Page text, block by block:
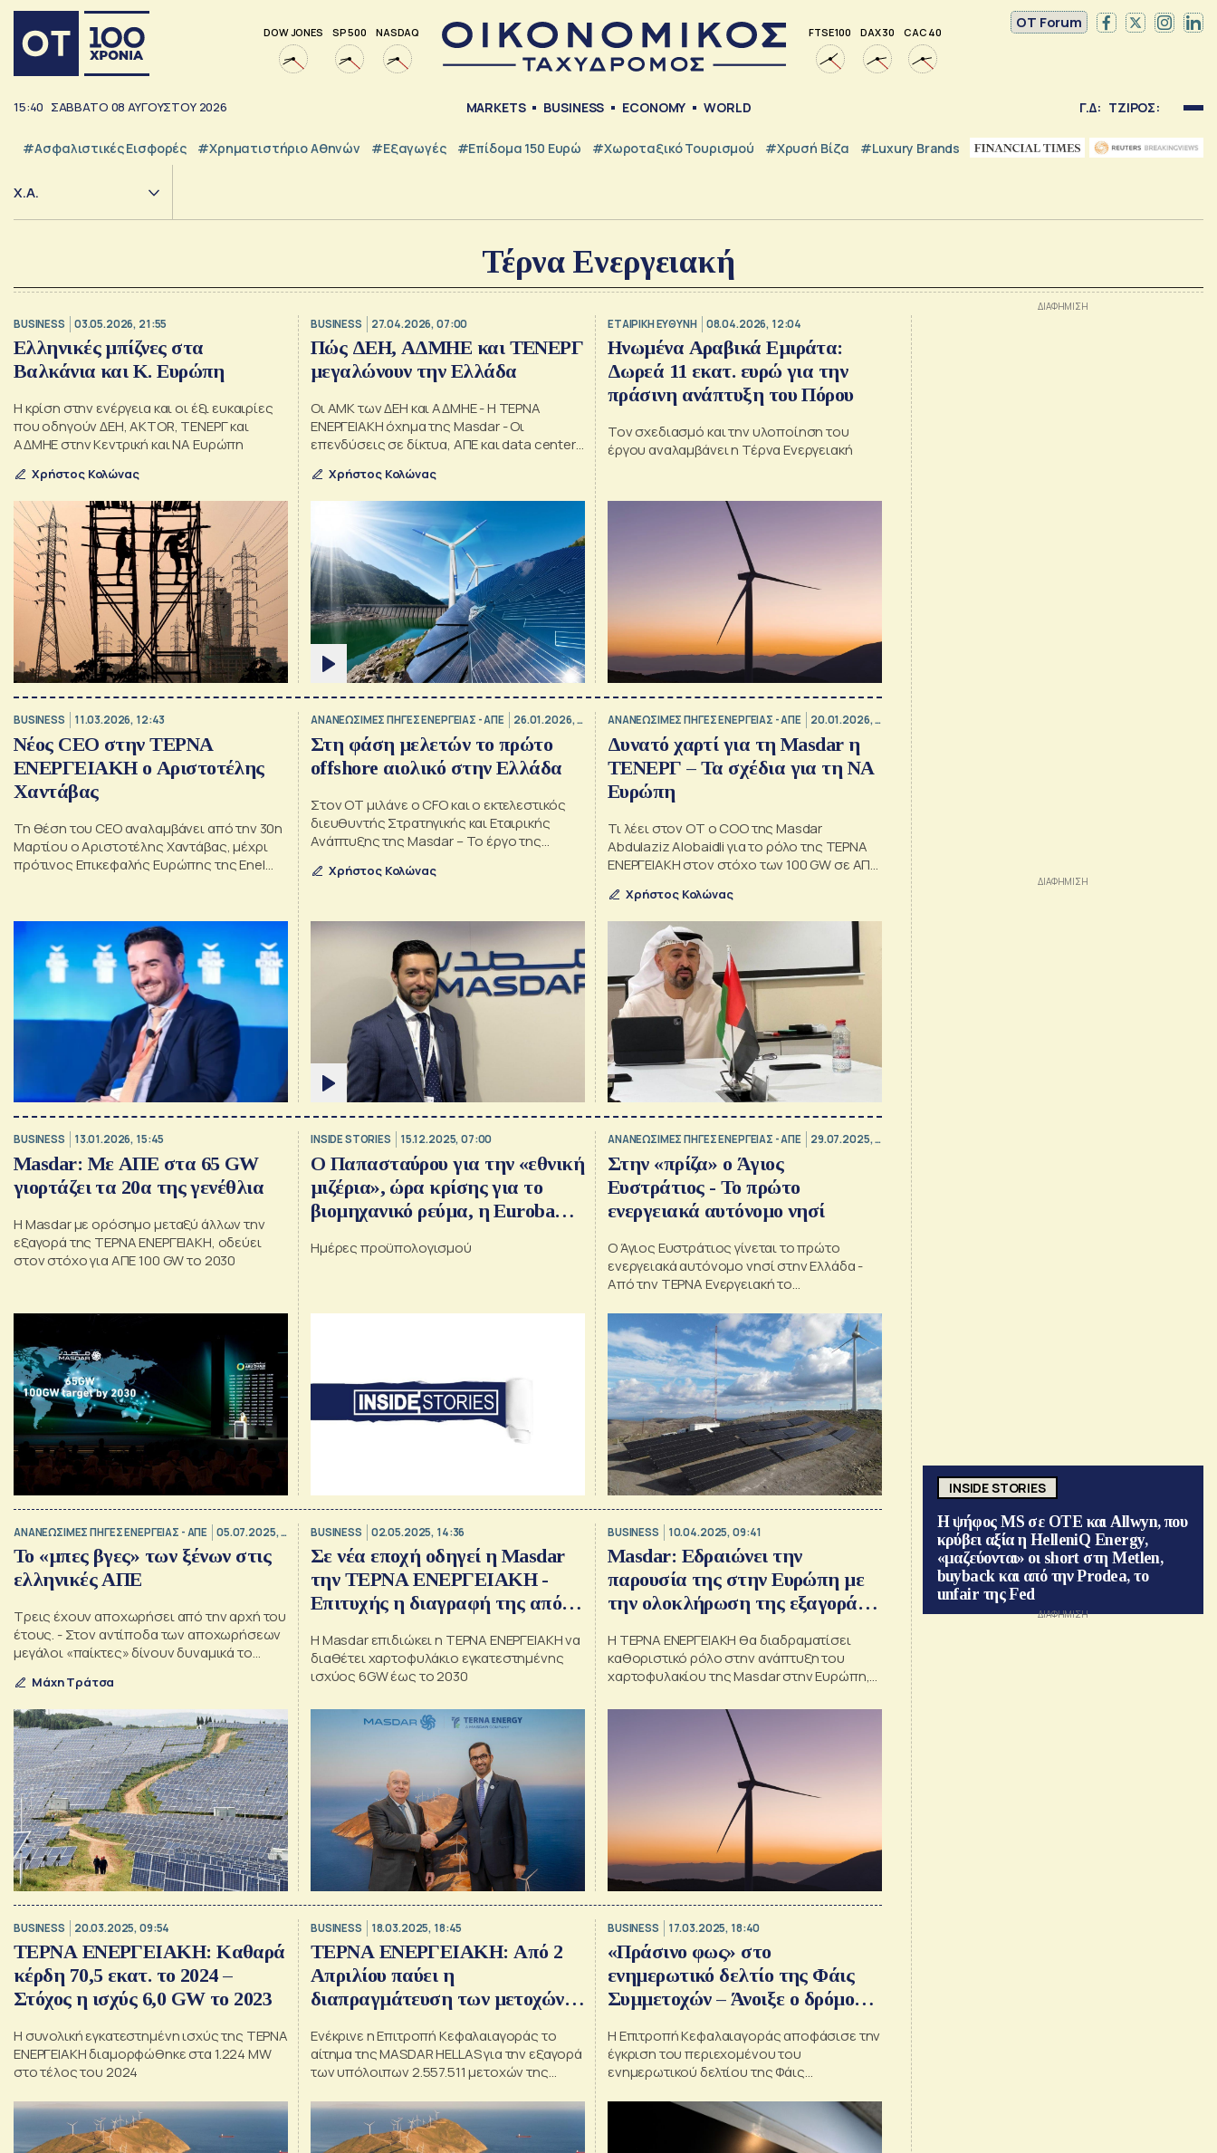
DOW JONES SP 500 NASDAQ FTSE 100 DAX 30 CAC 40
OT Forum
15:40 ΣΑΒΒΑΤΟ 08 ΑΥΓΟΥΣΤΟΥ 2026 MARKETS BUSINESS ECONOMY WORLD Γ.Δ: ΤΖΙΡΟΣ:
#Ασφαλιστικές Εισφορές #Χρηματιστήριο Αθηνών #εξαγωγές #Επίδομα 150 Ευρώ #Χωροταξικό Τουρισμού #Χρυσή Βίζα #luxury Brands
Χ.Α.
Τέρνα Ενεργειακή
BUSINESS 03.05.2026, 21:55
Ελληνικές μπίζνες στα
Βαλκάνια και Κ. Ευρώπη
Η κρίση στην ενέργεια και οι έξι ευκαιρίες
που οδηγούν ΔΕΗ, AKTOR, ΤΕΝΕΡΓ και
ΑΔΜΗΕ στην Κεντρική και ΝΑ Ευρώπη
Χρήστος Κολώνας
BUSINESS 27.04.2026, 07:00
Πώς ΔΕΗ, ΑΔΜΗΕ και ΤΕΝΕΡΓ
μεγαλώνουν την Ελλάδα
Οι ΑΜΚ των ΔΕΗ και ΑΔΜΗΕ - Η ΤΕΡΝΑ
ΕΝΕΡΓΕΙΑΚΗ όχημα της Masdar - Οι
επενδύσεις σε δίκτυα, ΑΠΕ και data centers
Χρήστος Κολώνας
ΕΤΑΙΡΙΚΗ ΕΥΘΥΝΗ 08.04.2026, 12:04
Ηνωμένα Αραβικά Εμιράτα:
Δωρεά 11 εκατ. ευρώ για την
πράσινη ανάπτυξη του Πόρου
Τον σχεδιασμό και την υλοποίηση του
έργου αναλαμβάνει η Τέρνα Ενεργειακή
BUSINESS 11.03.2026, 12:43
Νέος CEO στην ΤΕΡΝΑ
ΕΝΕΡΓΕΙΑΚΗ ο Αριστοτέλης
Χαντάβας
Τη θέση του CEO αναλαμβάνει από την 30η
Μαρτίου ο Αριστοτέλης Χαντάβας, μέχρι
πρότινος Επικεφαλής Ευρώπης της Enel
ΑΝΑΝΕΩΣΙΜΕΣ ΠΗΓΕΣ ΕΝΕΡΓΕΙΑΣ - ΑΠΕ 26.01.2026, 07:00
Στη φάση μελετών το πρώτο
offshore αιολικό στην Ελλάδα
Στον ΟΤ μιλάνε ο CFO και ο εκτελεστικός
διευθυντής Στρατηγικής και Εταιρικής
Ανάπτυξης της Masdar – Το έργο της
Αμφιλοχίας
Χρήστος Κολώνας
ΑΝΑΝΕΩΣΙΜΕΣ ΠΗΓΕΣ ΕΝΕΡΓΕΙΑΣ - ΑΠΕ 20.01.2026, 07:00
Δυνατό χαρτί για τη Masdar η
ΤΕΝΕΡΓ – Τα σχέδια για τη ΝΑ
Ευρώπη
Τι λέει στον ΟΤ ο COO της Masdar
Abdulaziz Alobaidli για το ρόλο της ΤΕΡΝΑ
ΕΝΕΡΓΕΙΑΚΗ στον στόχο των 100 GW σε ΑΠΕ
Χρήστος Κολώνας
BUSINESS 13.01.2026, 15:45
Masdar: Με ΑΠΕ στα 65 GW
γιορτάζει τα 20α της γενέθλια
Η Masdar με ορόσημο μεταξύ άλλων την
εξαγορά της ΤΕΡΝΑ ΕΝΕΡΓΕΙΑΚΗ, οδεύει
στον στόχο για ΑΠΕ 100 GW το 2030
INSIDE STORIES 15.12.2025, 07:00
Ο Παπασταύρου για την «εθνική
μιζέρια», ώρα κρίσης για το
βιομηχανικό ρεύμα, η Eurobank
«φεύγει», τι ψάχνει η ΕΒΑ στους
Ημέρες προϋπολογισμού
ΑΝΑΝΕΩΣΙΜΕΣ ΠΗΓΕΣ ΕΝΕΡΓΕΙΑΣ - ΑΠΕ 29.07.2025, 12:11
Στην «πρίζα» ο Άγιος
Ευστράτιος - Το πρώτο
ενεργειακά αυτόνομο νησί
Ο Άγιος Ευστράτιος γίνεται το πρώτο
ενεργειακά αυτόνομο νησί στην Ελλάδα -
Από την ΤΕΡΝΑ Ενεργειακή το
ΑΝΑΝΕΩΣΙΜΕΣ ΠΗΓΕΣ ΕΝΕΡΓΕΙΑΣ - ΑΠΕ 05.07.2025, 07:00
Το «μπες βγες» των ξένων στις
ελληνικές ΑΠΕ
Τρεις έχουν αποχωρήσει από την αρχή του
έτους. - Στον αντίποδα των αποχωρήσεων
μεγάλοι «παίκτες» δίνουν δυναμικά το
Μάχη Τράτσα
BUSINESS 02.05.2025, 14:36
Σε νέα εποχή οδηγεί η Masdar
την ΤΕΡΝΑ ΕΝΕΡΓΕΙΑΚΗ -
Επιτυχής η διαγραφή της από
H Masdar επιδιώκει η ΤΕΡΝΑ ΕΝΕΡΓΕΙΑΚΗ να
διαθέτει χαρτοφυλάκιο εγκατεστημένης
ισχύος 6GW έως το 2030
BUSINESS 10.04.2025, 09:41
Masdar: Εδραιώνει την
παρουσία της στην Ευρώπη με
την ολοκλήρωση της εξαγοράς
ΕΝΕΡΓΕΙΑΚΗ
Η ΤΕΡΝΑ ΕΝΕΡΓΕΙΑΚΗ θα διαδραματίσει
καθοριστικό ρόλο στην ανάπτυξη του
χαρτοφυλακίου της Masdar στην Ευρώπη,
εταιρείας για 100 GW παγκόσμιας
εγκατεστημένης ισχύος έως το 2030
BUSINESS 20.03.2025, 09:54
ΤΕΡΝΑ ΕΝΕΡΓΕΙΑΚΗ: Καθαρά
κέρδη 70,5 εκατ. το 2024 –
Στόχος η ισχύς 6,0 GW το 2023
Η συνολική εγκατεστημένη ισχύς της ΤΕΡΝΑ
ΕΝΕΡΓΕΙΑΚΗ διαμορφώθηκε στα 1.224 MW
στο τέλος του 2024
BUSINESS 18.03.2025, 18:45
ΤΕΡΝΑ ΕΝΕΡΓΕΙΑΚΗ: Από 2
Απριλίου παύει η
διαπραγμάτευση των μετοχών
Ενέκρινε η Επιτροπή Κεφαλαιαγοράς το
αίτημα της MASDAR HELLAS για την εξαγορά
των υπόλοιπων 2.557.511 μετοχών της
BUSINESS 17.03.2025, 18:40
«Πράσινο φως» στο
ενημερωτικό δελτίο της Φάις
Συμμετοχών – Άνοιξε ο δρόμος
Η Επιτροπή Κεφαλαιαγοράς αποφάσισε την
έγκριση του περιεχομένου του
ενημερωτικού δελτίου της Φάις
INSIDE STORIES
Η ψήφος MS σε ΟΤΕ και Allwyn, που
κρύβει αξία η HelleniQ Energy,
«μαζεύονται» οι short στη Metlen,
buyback και από την Prodea, το
unfair της Fed